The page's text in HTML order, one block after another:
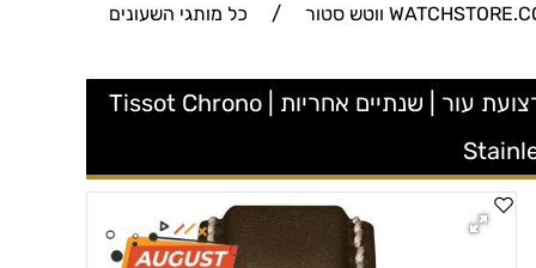
/ כל מותגי השעונים
T116.617.36.092.00 שעון טיסו לגברים מסדרת XL | דגם כרונוגרף בצע חאקי | לוח מספרים זרחני | רצועת עור | שנתיים אחריות | Tissot Chrono